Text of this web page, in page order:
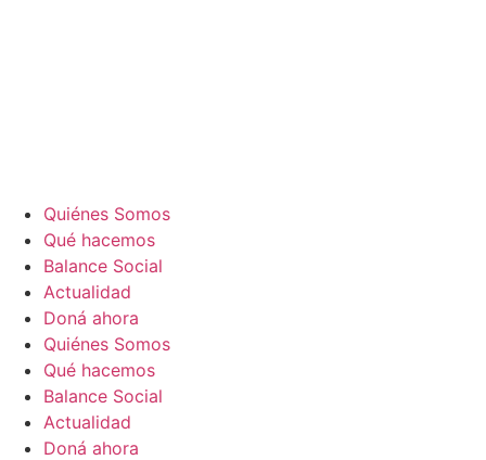
Quiénes Somos
Qué hacemos
Balance Social
Actualidad
Doná ahora
Quiénes Somos
Qué hacemos
Balance Social
Actualidad
Doná ahora